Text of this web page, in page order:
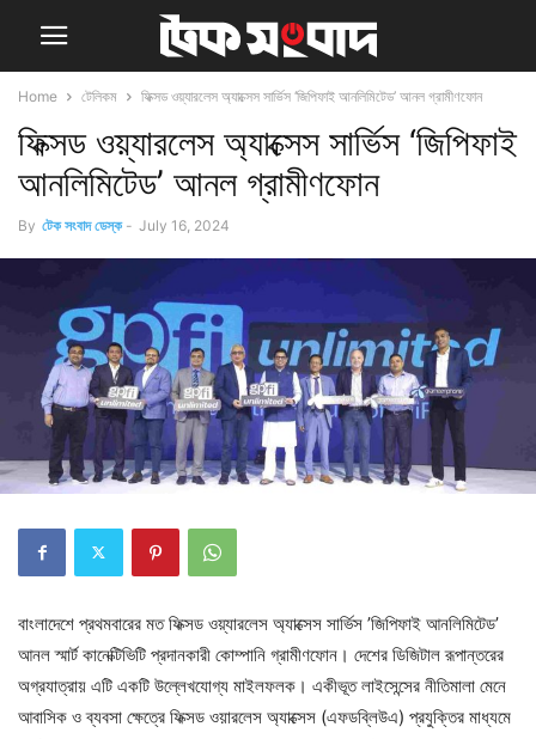
Home টেলিকম ফিক্সড ওয়্যারলেস অ্যাক্সেস সার্ভিস ‘জিপিফাই আনলিমিটেড’ আনল গ্রামীণফোন
ফিক্সড ওয়্যারলেস অ্যাক্সেস সার্ভিস ‘জিপিফাই
আনলিমিটেড’ আনল গ্রামীণফোন
By টেক সংবাদ ডেস্ক - July 16, 2024
বাংলাদেশে প্রথমবারের মত ফিক্সড ওয়্যারলেস অ্যাক্সেস সার্ভিস ’জিপিফাই আনলিমিটেড’
আনল স্মার্ট কানেক্টিভিটি প্রদানকারী কোম্পানি গ্রামীণফোন। দেশের ডিজিটাল রূপান্তরের
অগ্রযাত্রায় এটি একটি উল্লেখযোগ্য মাইলফলক। একীভূত লাইসেন্সের নীতিমালা মেনে
আবাসিক ও ব্যবসা ক্ষেত্রে ফিক্সড ওয়ারলেস অ্যাক্সেস (এফডব্লিউএ) প্রযুক্তির মাধ্যমে